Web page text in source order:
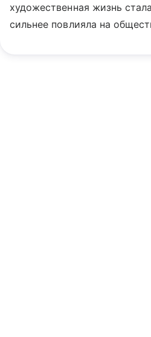
художественная жизнь
сильнее повлияла на